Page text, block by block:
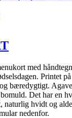
med
Printet
bæredygtigt.
Det har en
naturlig hvidt og
nedenfor.